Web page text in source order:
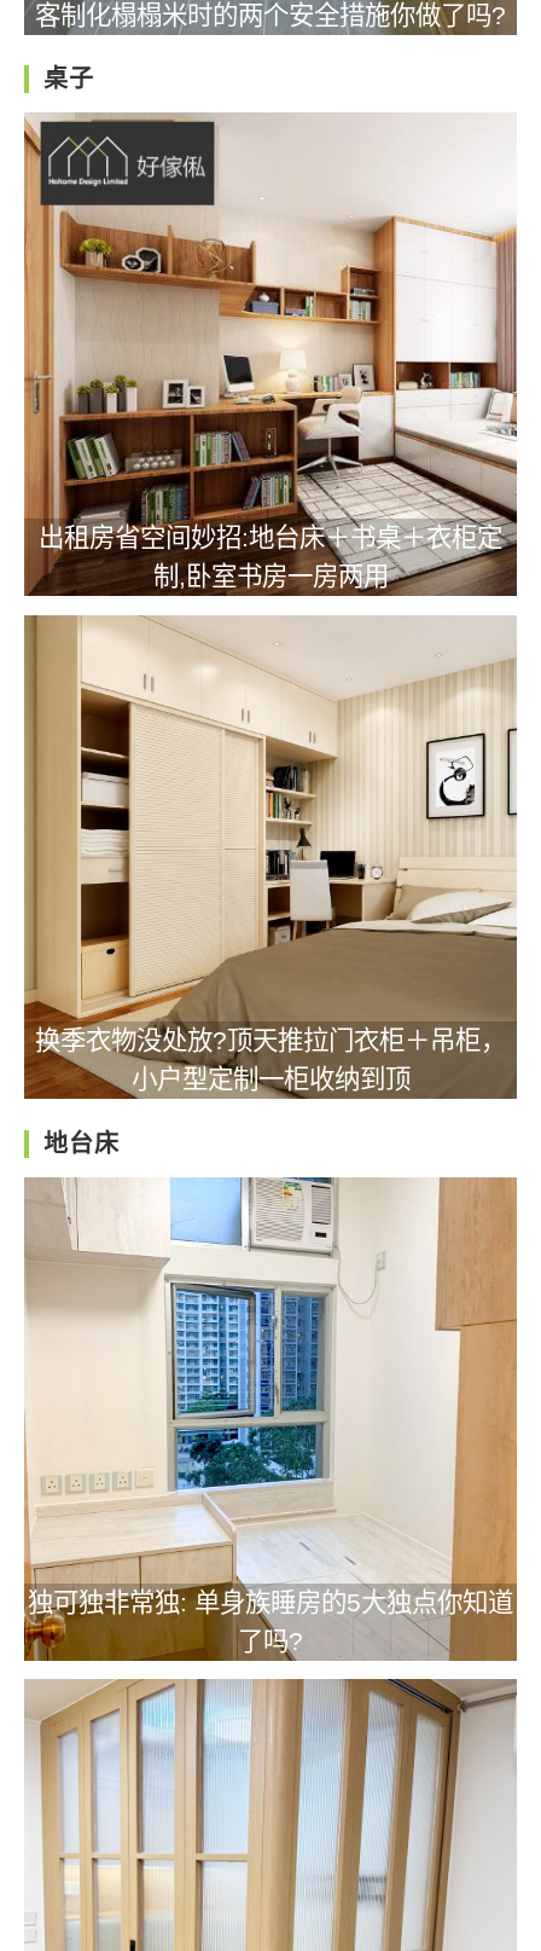
客制化榻榻米时的两个安全措施你做了吗?
桌子
出租房省空间妙招:地台床＋书桌＋衣柜定
制,卧室书房一房两用
换季衣物没处放?顶天推拉门衣柜＋吊柜，
小户型定制一柜收纳到顶
地台床
独可独非常独: 单身族睡房的5大独点你知道
了吗?